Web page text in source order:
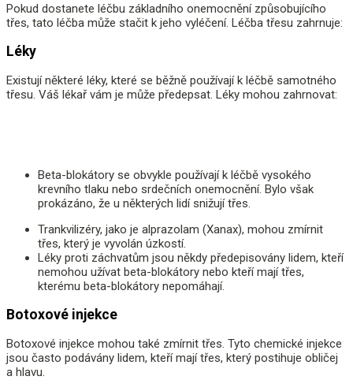
Pokud dostanete léčbu základního onemocnění způsobujícího
třes, tato léčba může stačit k jeho vyléčení. Léčba třesu zahrnuje:
Léky
Existují některé léky, které se běžně používají k léčbě samotného
třesu. Váš lékař vám je může předepsat. Léky mohou zahrnovat:
Beta-blokátory se obvykle používají k léčbě vysokého
krevního tlaku nebo srdečních onemocnění. Bylo však
prokázáno, že u některých lidí snižují třes.
Trankvilizéry, jako je alprazolam (Xanax), mohou zmírnit
třes, který je vyvolán úzkostí.
Léky proti záchvatům jsou někdy předepisovány lidem, kteří
nemohou užívat beta-blokátory nebo kteří mají třes,
kterému beta-blokátory nepomáhají.
Botoxové injekce
Botoxové injekce mohou také zmírnit třes. Tyto chemické injekce
jsou často podávány lidem, kteří mají třes, který postihuje obličej
a hlavu.